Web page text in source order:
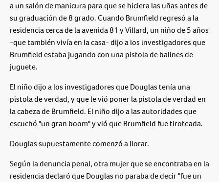
a un salón de manicura para que se hiciera las uñas antes de
su graduación de 8 grado. Cuando Brumfield regresó a la
residencia cerca de la avenida 81 y Villard, un niño de 5 años
-que también vivía en la casa- dijo a los investigadores que
Brumfield estaba jugando con una pistola de balines de
juguete.
El niño dijo a los investigadores que Douglas tenía una
pistola de verdad, y que le vió poner la pistola de verdad en
la cabeza de Brumfield. El niño dijo a las autoridades que
escuchó "un gran boom" y vió que Brumfield fue tiroteada.
Douglas supuestamente comenzó a llorar.
Según la denuncia penal, otra mujer que se encontraba en la
residencia declaró que Douglas no paraba de decir "fue un